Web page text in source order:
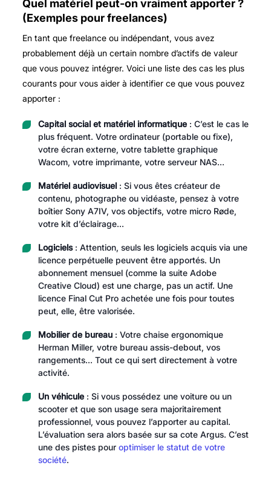
Quel matériel peut-on vraiment apporter ?
(Exemples pour freelances)
En tant que freelance ou indépendant, vous avez
probablement déjà un certain nombre d’actifs de valeur
que vous pouvez intégrer. Voici une liste des cas les plus
courants pour vous aider à identifier ce que vous pouvez
apporter :
Capital social et matériel informatique: C’est le cas le
plus fréquent. Votre ordinateur (portable ou fixe),
votre écran externe, votre tablette graphique
Wacom, votre imprimante, votre serveur NAS…
Matériel audiovisuel: Si vous êtes créateur de
contenu, photographe ou vidéaste, pensez à votre
boîtier Sony A7IV, vos objectifs, votre micro Røde,
votre kit d’éclairage…
Logiciels: Attention, seuls les logiciels acquis via une
licence perpétuelle peuvent être apportés. Un
abonnement mensuel (comme la suite Adobe
Creative Cloud) est une charge, pas un actif. Une
licence Final Cut Pro achetée une fois pour toutes
peut, elle, être valorisée.
Mobilier de bureau: Votre chaise ergonomique
Herman Miller, votre bureau assis-debout, vos
rangements… Tout ce qui sert directement à votre
activité.
Un véhicule: Si vous possédez une voiture ou un
scooter et que son usage sera majoritairement
professionnel, vous pouvez l’apporter au capital.
L’évaluation sera alors basée sur sa cote Argus. C’est
une des pistes pour optimiser le statut de votre
société.